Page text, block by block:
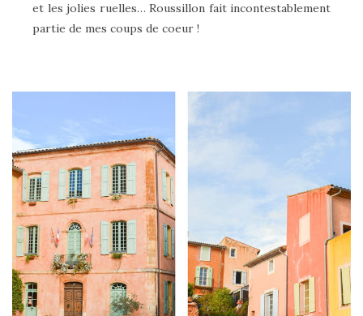
et les jolies ruelles… Roussillon fait incontestablement
partie de mes coups de coeur !